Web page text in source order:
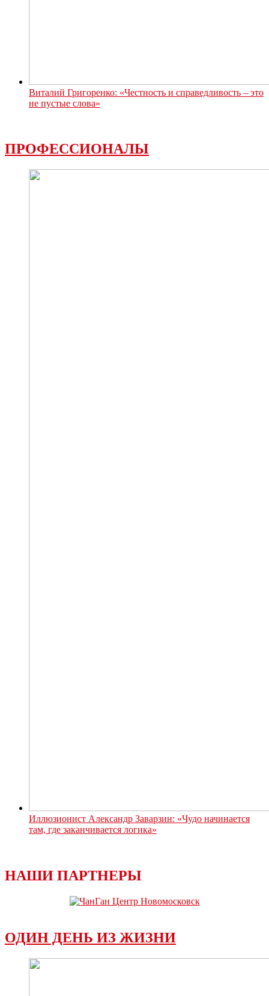
Виталий Григоренко: «Честность и справедливость – это
не пустые слова»
ПРОФЕССИОНАЛЫ
Иллюзионист Александр Заварзин: «Чудо начинается
там, где заканчивается логика»
НАШИ ПАРТНЕРЫ
ОДИН ДЕНЬ ИЗ ЖИЗНИ